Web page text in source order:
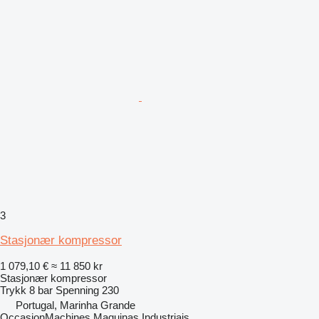
3
Stasjonær kompressor
1 079,10 € ≈ 11 850 kr
Stasjonær kompressor
Trykk 8 bar Spenning 230
Portugal, Marinha Grande